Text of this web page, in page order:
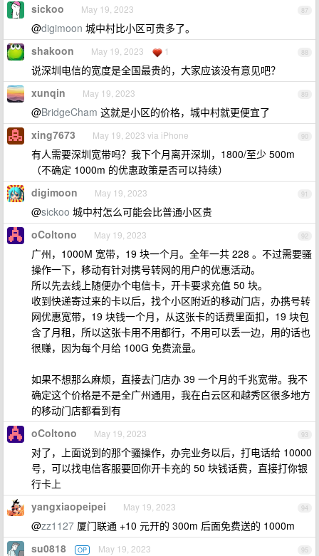
87
sickoo May 19, 2023
@digimoon 城中村比小区可贵多了。
88
shakoon May 19, 2023 1
说深圳电信的宽度是全国最贵的，大家应该没有意见吧？
89
xunqin May 19, 2023
@BridgeCham 这就是小区的价格，城中村就更便宜了
90
xing7673 May 19, 2023 via iPhone
有人需要深圳宽带吗？我下个月离开深圳，1800/至少 500m
（不确定 1000m 的优惠政策是否可以持续）
91
digimoon May 19, 2023
@sickoo 城中村怎么可能会比普通小区贵
92
oColtono May 19, 2023
广州，1000M 宽带，19 块一个月。全年一共 228 。不过需要骚
操作一下，移动有针对携号转网的用户的优惠活动。
所以先去线上随便办个电信卡，开卡要求充值 50 块。
收到快递寄过来的卡以后，找个小区附近的移动门店，办携号转
网优惠宽带，19 块钱一个月，从这张卡的话费里面扣，19 块包
含了月租，所以这张卡用不用都行，不用可以丢一边，用的话也
很赚，因为每个月给 100G 免费流量。
如果不想那么麻烦，直接去门店办 39 一个月的千兆宽带。我不
确定这个价格是不是全广州通用，我在白云区和越秀区很多地方
的移动门店都看到有
93
oColtono May 19, 2023
对了，上面说到的那个骚操作，办完业务以后，打电话给 10000
号，可以找电信客服要回你开卡充的 50 块钱话费，直接打你银
行卡上
94
yangxiaopeipei May 19, 2023
@zz1127 厦门联通 +10 元开的 300m 后面免费送的 1000m
95
su0818 OP May 19, 2023